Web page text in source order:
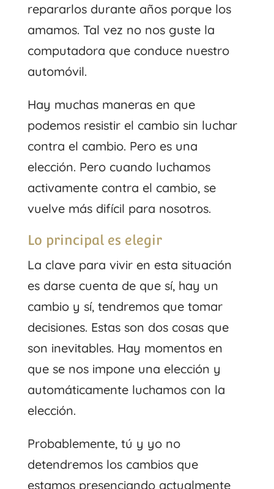
repararlos durante años porque los
amamos. Tal vez no nos guste la
computadora que conduce nuestro
automóvil.
Hay muchas maneras en que
podemos resistir el cambio sin luchar
contra el cambio. Pero es una
elección. Pero cuando luchamos
activamente contra el cambio, se
vuelve más difícil para nosotros.
Lo principal es elegir
La clave para vivir en esta situación
es darse cuenta de que sí, hay un
cambio y sí, tendremos que tomar
decisiones. Estas son dos cosas que
son inevitables. Hay momentos en
que se nos impone una elección y
automáticamente luchamos con la
elección.
Probablemente, tú y yo no
detendremos los cambios que
estamos presenciando actualmente